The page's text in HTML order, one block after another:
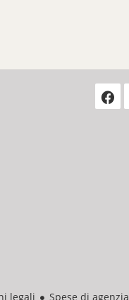
legali Spese di agenzia